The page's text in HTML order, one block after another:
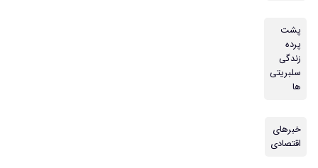
پشت
پرده
زندگی
سلبریتی
ها
خبرهای
اقتصادی